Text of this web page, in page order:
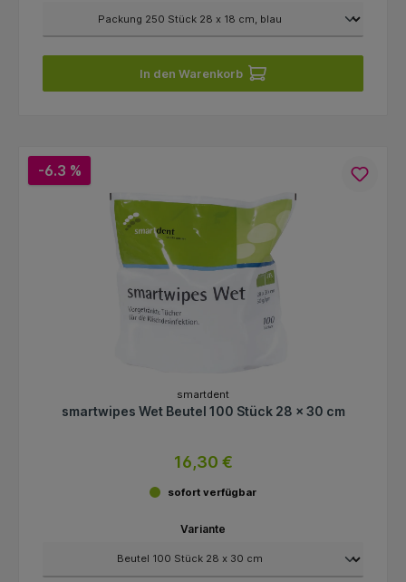
In den Warenkorb
-6.3 %
smartdent
smartwipes Wet Beutel 100 Stück 28 x 30 cm
16,30 €
sofort verfügbar
Variante